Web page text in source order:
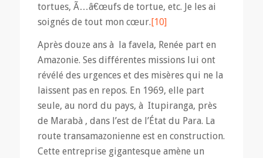
tortues, Ã…â€œufs de tortue, etc. Je les ai
soignés de tout mon cœur.[10]
Après douze ans à la favela, Renée part en
Amazonie. Ses différentes missions lui ont
révélé des urgences et des misères qui ne la
laissent pas en repos. En 1969, elle part
seule, au nord du pays, à Itupiranga, près
de Marabà , dans l’est de l’État du Para. La
route transamazonienne est en construction.
Cette entreprise gigantesque amène un